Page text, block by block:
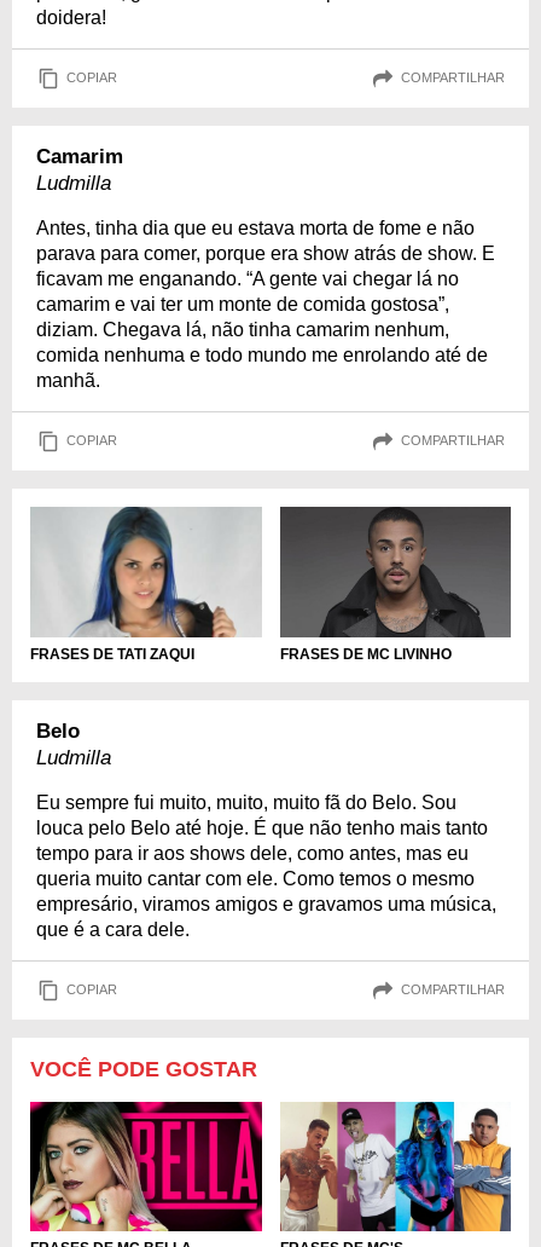
doidera!
COPIAR COMPARTILHAR
Camarim
Ludmilla
Antes, tinha dia que eu estava morta de fome e não
parava para comer, porque era show atrás de show. E
ficavam me enganando. “A gente vai chegar lá no
camarim e vai ter um monte de comida gostosa”,
diziam. Chegava lá, não tinha camarim nenhum,
comida nenhuma e todo mundo me enrolando até de
manhã.
COPIAR COMPARTILHAR
FRASES DE TATI ZAQUI FRASES DE MC LIVINHO
Belo
Ludmilla
Eu sempre fui muito, muito, muito fã do Belo. Sou
louca pelo Belo até hoje. É que não tenho mais tanto
tempo para ir aos shows dele, como antes, mas eu
queria muito cantar com ele. Como temos o mesmo
empresário, viramos amigos e gravamos uma música,
que é a cara dele.
COPIAR COMPARTILHAR
VOCÊ PODE GOSTAR